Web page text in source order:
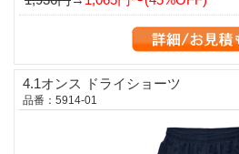
4.1オンス ドライショーツ
品番：5914-01